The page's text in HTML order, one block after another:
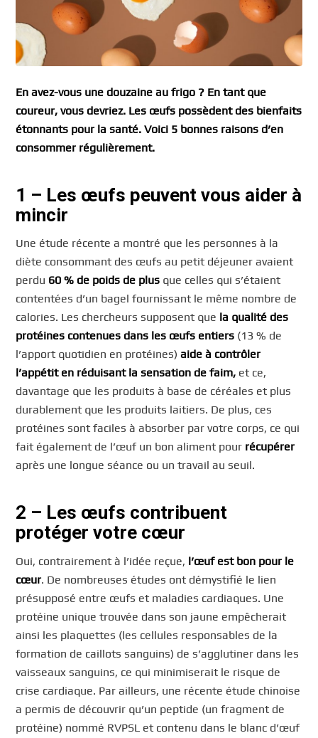
En avez-vous une douzaine au frigo ? En tant que
coureur, vous devriez. Les œufs possèdent des bienfaits
étonnants pour la santé. Voici 5 bonnes raisons d’en
consommer régulièrement.
1 – Les œufs peuvent vous aider à
mincir
Une étude récente a montré que les personnes à la
diète consommant des œufs au petit déjeuner avaient
perdu 60 % de poids de plus que celles qui s’étaient
contentées d’un bagel fournissant le même nombre de
calories. Les chercheurs supposent que la qualité des
protéines contenues dans les œufs entiers (13 % de
l’apport quotidien en protéines)aide à contrôler
l’appétit en réduisant la sensation de faim, et ce,
davantage que les produits à base de céréales et plus
durablement que les produits laitiers. De plus, ces
protéines sont faciles à absorber par votre corps, ce qui
fait également de l’œuf un bon aliment pour récupérer
après une longue séance ou un travail au seuil.
2 – Les œufs contribuent
protéger votre cœur
Oui, contrairement à l’idée reçue, l’œuf est bon pour le
cœur. De nombreuses études ont démystifié le lien
présupposé entre œufs et maladies cardiaques. Une
protéine unique trouvée dans son jaune empêcherait
ainsi les plaquettes (les cellules responsables de la
formation de caillots sanguins) de s’agglutiner dans les
vaisseaux sanguins, ce qui minimiserait le risque de
crise cardiaque. Par ailleurs, une récente étude chinoise
a permis de découvrir qu’un peptide (un fragment de
protéine) nommé RVPSL et contenu dans le blanc d’œuf